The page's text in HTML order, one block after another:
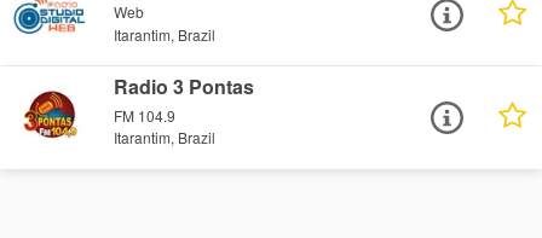
Web
Itarantim, Brazil
Radio 3 Pontas
FM 104.9
Itarantim, Brazil